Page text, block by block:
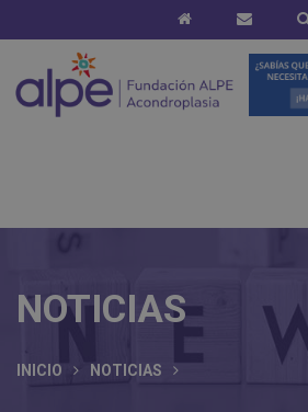
NOTICIAS
INICIO NOTICIAS